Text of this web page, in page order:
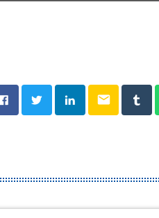
email